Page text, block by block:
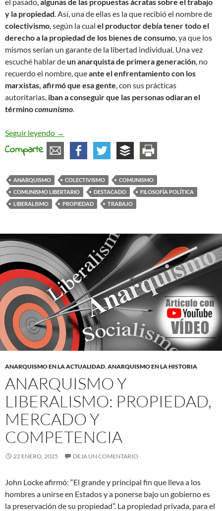
y la propiedad . Así, una de ellas es la que recibió el nombre de
colectivismo , según la cual el productor debía tener todo el
derecho a la propiedad de los bienes de consumo , ya que los
mismos serían un garante de la libertad individual. Una vez
escuché hablar deun anarquista de primera generación , no
recuerdo el nombre, queante el enfrentamiento con los
marxistas, afirmó que esa gente , con sus prácticas
autoritarias, iban a conseguir que las personas odiaran el
términocomunismo
Seguir leyendo Reflexiones sobre la propiedad (con perdón)
→
Comparte
ANARQUISMO COLECTIVISMO
COMUNISMO
COMUNISMO LIBERTARIO
DESTACADO
FILOSOFÍA POLÍTICA
LIBERALISMO
PROPIEDAD TRABAJO
ANARQUISMO EN LA ACTUALIDAD,ANARQUISMO EN LA HISTORIA
ANARQUISMO Y
LIBERALISMO: PROPIEDAD,
MERCADO Y
COMPETENCIA
22 ENERO, 2025 DEJA UN COMENTARIO
John Locke afirmó: “El grande y principal fin que lleva a los
hombres a unirse en Estados y a ponerse bajo un gobierno es
la preservación de su propiedad”. La propiedad privada, para el